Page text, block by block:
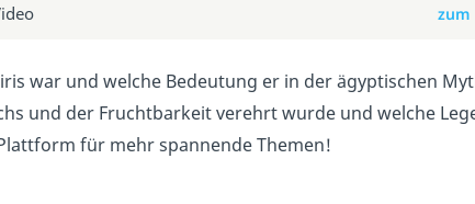
zum
war und welche Bedeutung er in der ägyptischen
und der Fruchtbarkeit verehrt wurde und welche
für mehr spannende Themen!